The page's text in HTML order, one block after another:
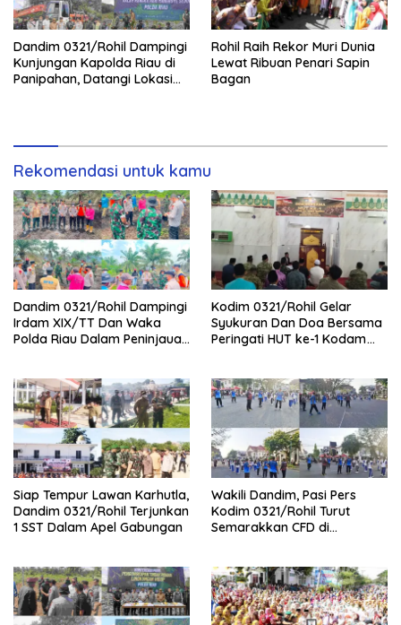
Dandim 0321/Rohil Dampingi
Kunjungan Kapolda Riau di
Panipahan, Datangi Lokasi
Rohil Raih Rekor Muri Dunia
Lewat Ribuan Penari Sapin
Bagan
Rekomendasi untuk kamu
Dandim 0321/Rohil Dampingi
Irdam XIX/TT Dan Waka
Polda Riau Dalam Peninjauan
Kodim 0321/Rohil Gelar
Syukuran Dan Doa Bersama
Peringati HUT ke-1 Kodam
Siap Tempur Lawan Karhutla,
Dandim 0321/Rohil Terjunkan
1 SST Dalam Apel Gabungan
Wakili Dandim, Pasi Pers
Kodim 0321/Rohil Turut
Semarakkan CFD di